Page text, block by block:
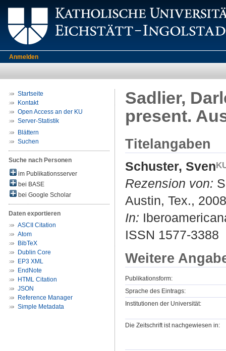
Anmelden
Startseite
Kontakt
Open Access an der KU
Server-Statistik
Blättern
Suchen
Suche nach Personen
im Publikationsserver
bei BASE
bei Google Scholar
Daten exportieren
ASCII Citation
Atom
BibTeX
Dublin Core
EP3 XML
EndNote
HTML Citation
JSON
Reference Manager
Simple Metadata
Sadlier,
present.
Titelangaben
Schuster, Sven
Rezension von:
Austin, Tex.,
In:
ISSN 1577-3388
Weitere
Publikationsform:
Sprache des Eintrags:
Institutionen der Universität:
Die Zeitschrift ist nachgewiesen in: